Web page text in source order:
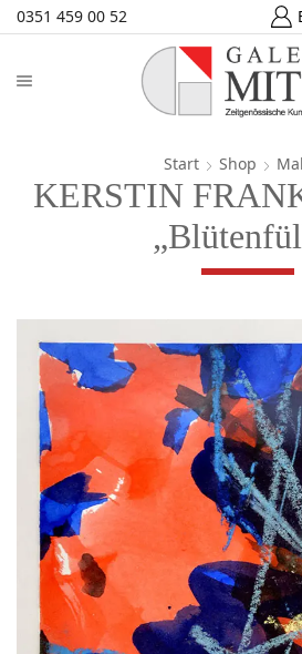
0351 459 00 52
Start Shop
KERSTIN